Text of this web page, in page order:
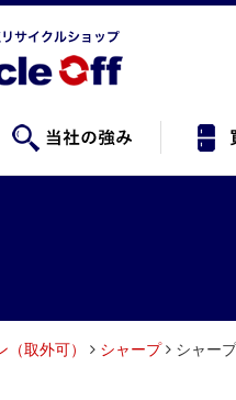
（取外可） シャープ シャー